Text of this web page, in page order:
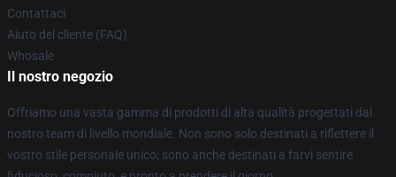
Contattaci
Aiuto del cliente (FAQ)
Whosale
Il nostro negozio
Offriamo una vasta gamma di prodotti di alta qualità progettati dal
nostro team di livello mondiale. Non sono solo destinati a riflettere il
vostro stile personale unico; sono anche destinati a farvi sentire